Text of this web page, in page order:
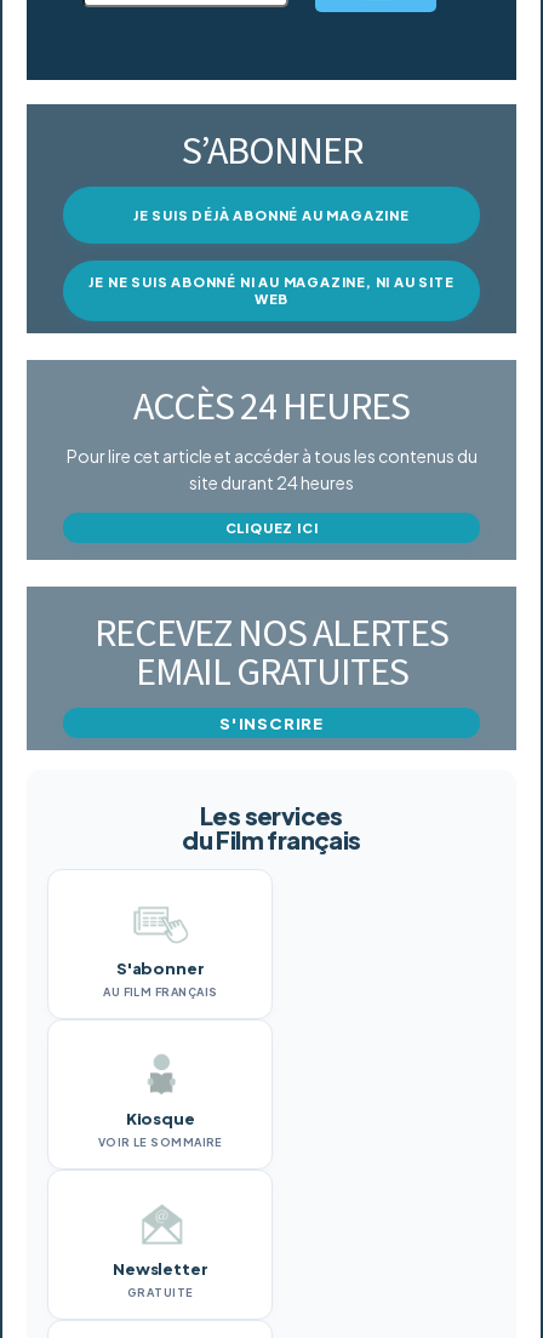
S’ABONNER
JE SUIS DÉJÀ ABONNÉ AU MAGAZINE
JE NE SUIS ABONNÉ NI AU MAGAZINE, NI AU SITE
WEB
ACCÈS 24 HEURES
Pour lire cet article et accéder à tous les contenus du
site durant 24 heures
CLIQUEZ ICI
RECEVEZ NOS ALERTES
EMAIL GRATUITES
S'INSCRIRE
Les services
du Film français
S'abonner
AU FILM FRANÇAIS
Kiosque
VOIR LE SOMMAIRE
Newsletter
GRATUITE